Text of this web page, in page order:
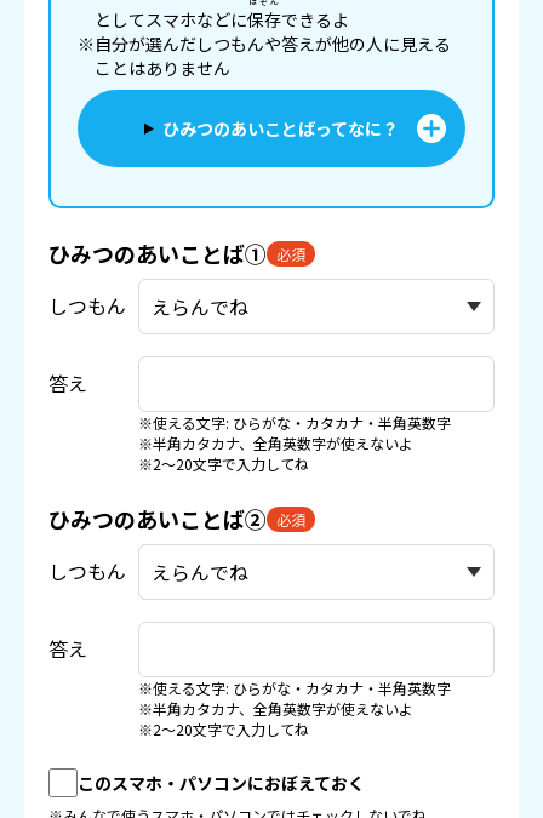
としてスマホなどに保存できるよ
※自分が選んだしつもんや答えが他の人に見える
ことはありません
ひみつのあいことばってなに？
ひみつのあいことば① 必須
しつもん
答え
※使える文字: ひらがな・カタカナ・半角英数字
※半角カタカナ、全角英数字が使えないよ
※2〜20文字で入力してね
ひみつのあいことば② 必須
しつもん
答え
※使える文字: ひらがな・カタカナ・半角英数字
※半角カタカナ、全角英数字が使えないよ
※2〜20文字で入力してね
このスマホ・パソコンにおぼえておく